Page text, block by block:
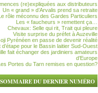
(re)expliquées aux distributeurs
Un « grand » d’Arvalis prend sa retraite
rôle méconnu des Gardes Particuliers
Les « faucheurs » remettent ça…
Chevaux: Selle qui rit, Trait qui pleure
Visite surprise du préfet à Auzeville
Pyrénéen en passe de devenir réalité
d’étape pour le Bassin laitier Sud-Ouest
fait échanger des jardiniers amateurs
d’Europe
Portes du Tarn remises en question?
SOMMAIRE DU DERNIER NUMÉRO